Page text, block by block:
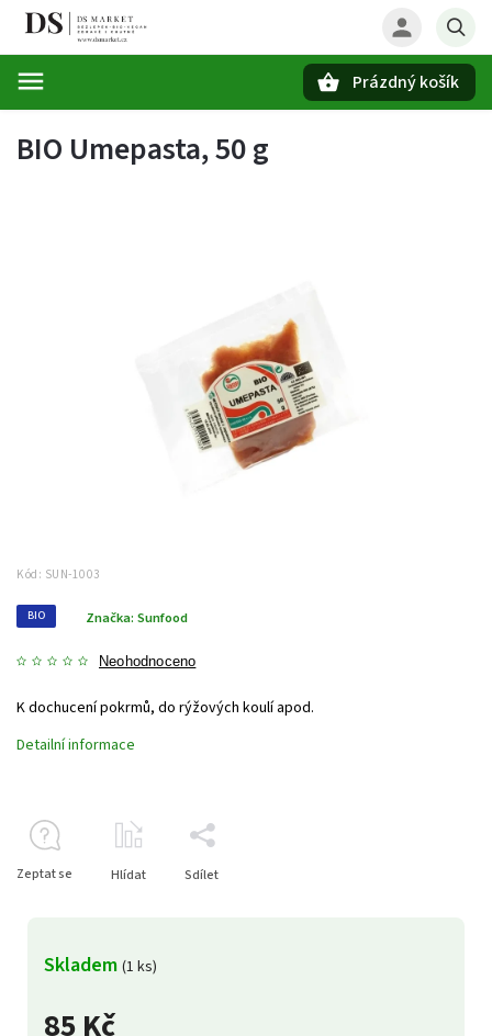
Prázdný košík
BIO Umepasta, 50 g
Kód: SUN-1003
BIO
Neohodnoceno
Značka: Sunfood
85 Kč
Skladem (1 ks)
K dochucení pokrmů, do rýžových koulí apod.
Detailní informace
Zeptat se Hlídat Sdílet